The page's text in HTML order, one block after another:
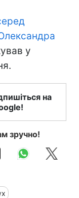
у
на
зручно!